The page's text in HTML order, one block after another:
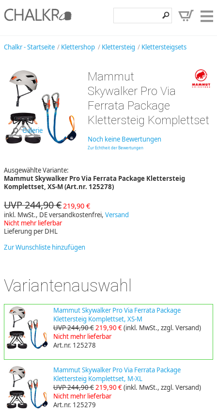
Klettershop
Entdecken
Hilfe, Kontakt
Kundenbereich
Chalkr - Startseite Klettershop Klettersteig Klettersteigsets
Galerie
Mammut
Skywalker Pro Via
Ferrata Package
Klettersteig Komplettset
Noch keine Bewertungen
Zur Echtheit der Bewertungen
Ausgewählte Variante:
Mammut Skywalker Pro Via Ferrata Package Klettersteig
Komplettset, XS-M (Art.nr. 125278)
UVP 244,90 €219,90 €
inkl. MwSt., DE versandkostenfrei, Versand
Nicht mehr lieferbar
Lieferung per DHL
Zur Wunschliste hinzufügen
Variantenauswahl
Mammut Skywalker Pro Via Ferrata Package
Klettersteig Komplettset, XS-M
UVP 244,90 €219,90 €(inkl. MwSt., zzgl. Versand)
Nicht mehr lieferbar
Art.nr. 125278
Mammut Skywalker Pro Via Ferrata Package
Klettersteig Komplettset, M-XL
UVP 244,90 €219,90 €(inkl. MwSt., zzgl. Versand)
Nicht mehr lieferbar
Art.nr. 125279